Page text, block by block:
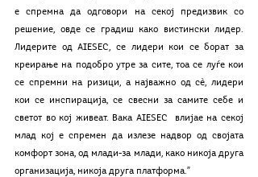
е спремна да одговори на секој предизвик со
решение, овде се градиш како вистински лидер.
Лидерите од AIESEC, се лидери кои се борат за
креирање на подобро утре за сите, тоа се луѓе кои
се спремни на ризици, а најважно од сè, лидери
кои се инспирација, се свесни за самите себе и
светот во кој живеат. Вака AIESEC  влијае на секој
млад кој е спремен да излезе надвор од својата
комфорт зона, од млади-за млади, како никоја друга
организација, никоја друга платформа.”